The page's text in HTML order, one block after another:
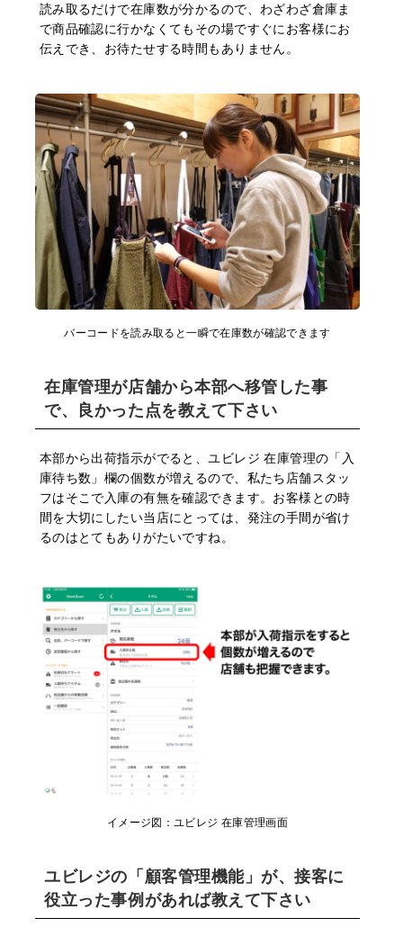
読み取るだけで在庫数が分かるので、わざわざ倉庫ま
で商品確認に⾏かなくてもその場ですぐにお客様にお
伝えでき、お待たせする時間もありません。
バーコードを読み取ると一瞬で在庫数が確認できます
在庫管理が店舗から本部へ移管した事
で、良かった点を教えて下さい
本部から出荷指⽰がでると、ユビレジ 在庫管理の「⼊
庫待ち数」欄の個数が増えるので、私たち店舗スタッ
フはそこで⼊庫の有無を確認できます。お客様との時
間を⼤切にしたい当店にとっては、発注の⼿間が省け
るのはとてもありがたいですね。
イメージ図：ユビレジ 在庫管理画⾯
ユビレジの「顧客管理機能」が、接客に
役⽴った事例があれば教えて下さい